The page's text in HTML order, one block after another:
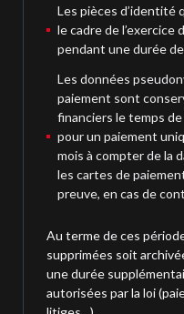
Les pièces d’identité
le cadre de
pendant une durée
Les données
paiement sont
financiers le temps
pour un paiement
mois à compter de la
les cartes de
preuve, en cas de
Au terme de ces
supprimées soit
une durée
autorisées par la loi